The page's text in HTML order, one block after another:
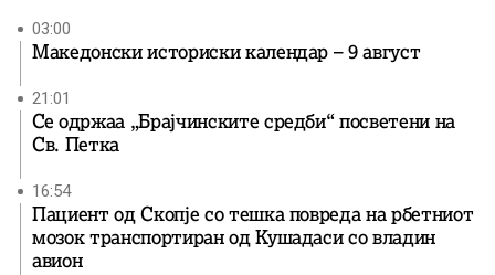
03:00
Македонски историски календар – 9 август
21:01
Се одржаа „Брајчинските средби“ посветени на
Св. Петка
16:54
Пациент од Скопје со тешка повреда на рбетниот
мозок транспортиран од Кушадаси со владин
авион